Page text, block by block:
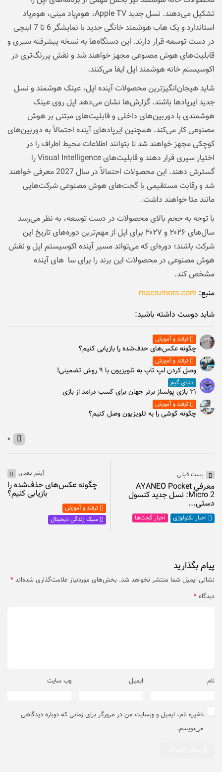
تشکیل می‌دهند. نسل جدید Apple TV، هوم‌پاد مینی، هوم‌پاد
استاندارد و یک هاب هوشمند خانگی جدید با نمایشگر 6 تا 7 اینچی
در دست توسعه قرار دارند. این دستگاه‌ها به نسخه پیشرفته سیری و
قابلیت‌های هوش مصنوعی مجهز خواهند شد و نقش پررنگ‌تری در
اکوسیستم خانه هوشمند اپل ایفا می‌کنند.
شاید هیجان‌انگیزترین محصولات آینده اپل، عینک هوشمند و نسل
جدید ایرپادها باشند. گزارش‌ها نشان می‌دهد اپل روی عینک
هوشمندی با دوربین‌های داخلی و قابلیت‌های مبتنی بر هوش
مصنوعی کار می‌کند. همچنین ایرپادهای آینده احتمالاً به دوربین‌های
کوچکی مجهز خواهند شد تا بتوانند اطلاعات محیط اطراف را در
اختیار سیری قرار دهند و قابلیت‌های Visual Intelligence را
گسترش دهند. این محصولات احتمالاً در سال 2027 معرفی خواهند
شد و رقابت مستقیمی با گجت‌های هوش مصنوعی شرکت‌هایی
مانند متا خواهند داشت.
با توجه به حجم بالای محصولات در دست توسعه، به نظر می‌رسد
سال‌های ۲۰۲۶ و ۲۰۲۷ برای اپل از مهم‌ترین دوره‌های تاریخ این
شرکت باشند؛ دوره‌ای که می‌تواند مسیر آینده اکوسیستم اپل و نقش
هوش مصنوعی در محصولات این برند را برای سا های آینده
مشخص کند.
منبع: macrumors.com
شاید دوست داشته باشید:
ترفند و آموزش
چگونه عکس‌های حذف‌شده را بازیابی کنیم؟
ترفند و آموزش
وصل كردن لپ تاپ به تلويزيون با ۹ روش تضمینی!
دنیای گیم
۲۱ بازی پولساز برتر جهان برای کسب درآمد از بازی
ترفند و آموزش
چگونه گوشی را به تلویزیون وصل کنیم؟
۰
پست قبلی
معرفی AYANEO Pocket
Micro 2: نسل جدید کنسول
دستی...
اخبار تکنولوژی اخبار گجت‌ها
آیتم بعدی
چگونه عکس‌های حذف‌شده را
بازیابی کنیم؟
ترفند و آموزش
سبک زندگی دیجیتال
پیام بگذارید
نشانی ایمیل شما منتشر نخواهد شد. بخش‌های موردنیاز علامت‌گذاری شده‌اند *
دیدگاه *
نام ایمیل وب‌ سایت
ذخیره نام، ایمیل و وبسایت من در مرورگر برای زمانی که دوباره دیدگاهی
می‌نویسم.